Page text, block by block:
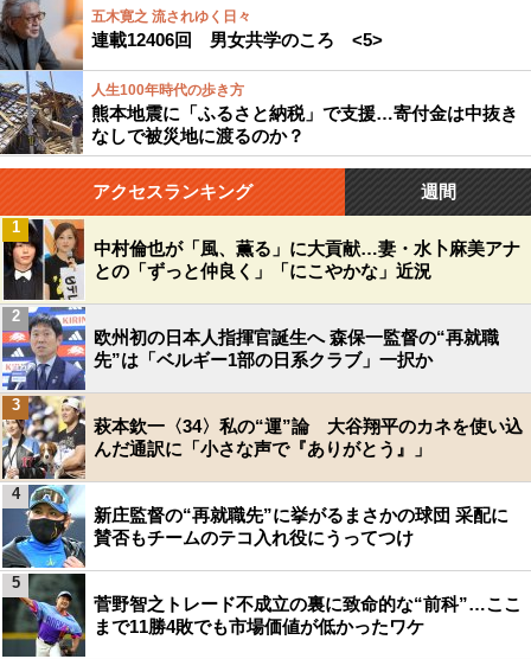
五木寛之 流されゆく日々
連載12406回 男女共学のころ <5>
人生100年時代の歩き方
熊本地震に「ふるさと納税」で支援…寄付金は中抜き
なしで被災地に渡るのか？
アクセスランキング 週間
中村倫也が「風、薫る」に大貢献…妻・水卜麻美アナ
との「ずっと仲良く」「にこやかな」近況
1
欧州初の日本人指揮官誕生へ 森保一監督の“再就職
先”は「ベルギー1部の日系クラブ」一択か
2
萩本欽一〈34〉私の“運”論 大谷翔平のカネを使い込
んだ通訳に「小さな声で『ありがとう』」
3
新庄監督の“再就職先”に挙がるまさかの球団 采配に
賛否もチームのテコ入れ役にうってつけ
4
菅野智之トレード不成立の裏に致命的な“前科”…ここ
まで11勝4敗でも市場価値が低かったワケ
5